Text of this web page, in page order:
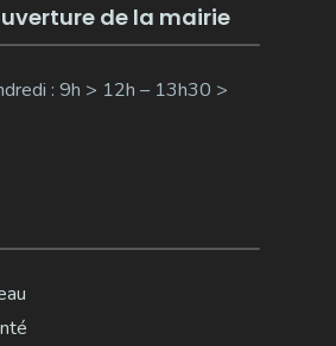
de la mairie
: 9h > 12h – 13h30 >